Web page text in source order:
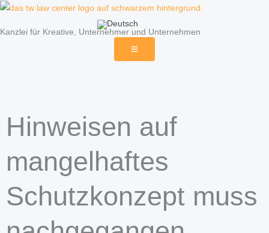
Zum
springen
Kanzlei für Kreative, Unternehmer und Unternehmen
Hinweisen auf
mangelhaftes
Schutzkonzept muss